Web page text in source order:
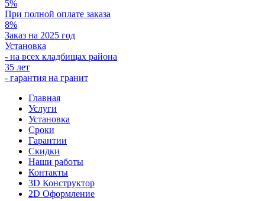
5%
При полной оплате заказа
8%
Заказ на 2025 год
Установка
- на всех кладбищах района
35 лет
- гарантия на гранит
Главная
Услуги
Установка
Сроки
Гарантии
Скидки
Наши работы
Контакты
3D Конструктор
2D Оформление